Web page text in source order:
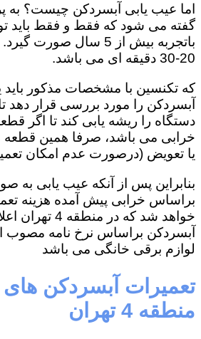
اما عیب یابی آبسردکن چیست؟ به
گفته می شود که فقط و فقط باید
باتجربه بیش از 5 سال
20-30 دقیقه ای می باشد.
که تکنسین با مشخصات مذکور
آبسردکن را مورد بررسی قرار دهد
خرابی می باشد، صرفا همین
یا تعویض (درصورت عدم امکان
بنابراین پس از آنکه عیب یابی به
براساس خرابی پیش آمده هزینه
خواهد شد که در
آبسردکن براساس نرخ نامه مصوب
لوازم برقی خانگی می باشد
تعمیرات آبسردکن های
منطقه 4 تهران